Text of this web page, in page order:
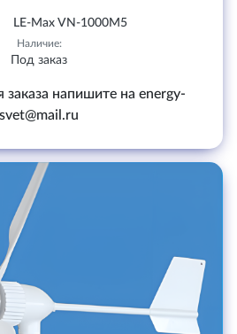
LE-Max VN-1000M5
Наличие:
Под заказ
напишите на energy-
svet@mail.ru